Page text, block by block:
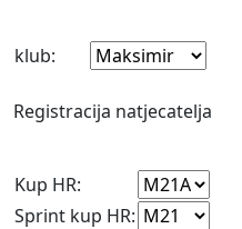
klub:
Registracija natjecatelja
Kup HR:
Sprint kup HR: